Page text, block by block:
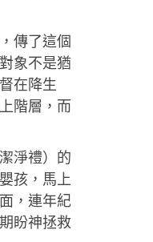
傳了這個
象不是猶
在降生
階層，而
淨禮）的
孩，馬上
，連年紀
盼神拯救